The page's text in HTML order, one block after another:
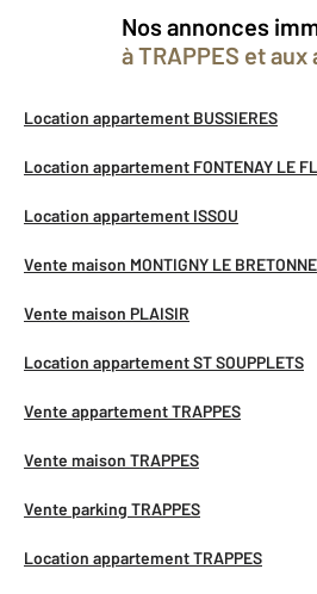
Nos annonces
à TRAPPES et
Location appartement BUSSIERES
Location appartement FONTENAY LE
Location appartement ISSOU
Vente maison MONTIGNY LE
Vente maison PLAISIR
Location appartement ST SOUPPLETS
Vente appartement TRAPPES
Vente maison TRAPPES
Vente parking TRAPPES
Location appartement TRAPPES